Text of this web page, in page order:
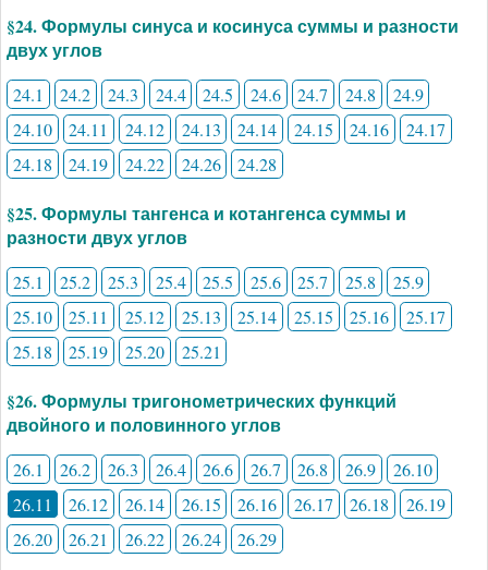
§24. Формулы синуса и косинуса суммы и разности
двух углов
24.1 24.2 24.3 24.4 24.5 24.6 24.7 24.8
24.9
24.10
24.11 24.12 24.13 24.14 24.15 24.16
24.17
24.18
24.19 24.22 24.26 24.28
§25. Формулы тангенса и котангенса суммы и
разности двух углов
25.1 25.2 25.3 25.4 25.5 25.6 25.7 25.8
25.9
25.10
25.11 25.12 25.13 25.14 25.15 25.16
25.17
25.18
25.19 25.20 25.21
§26. Формулы тригонометрических функций
двойного и половинного углов
26.1 26.2 26.3 26.4 26.6 26.7 26.8 26.9
26.10
26.11
26.12 26.14 26.15 26.16 26.17 26.18
26.19
26.20
26.21 26.22 26.24 26.29